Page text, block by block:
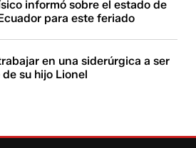
informó sobre el estado de
para este feriado
en una siderúrgica a ser
su hijo Lionel